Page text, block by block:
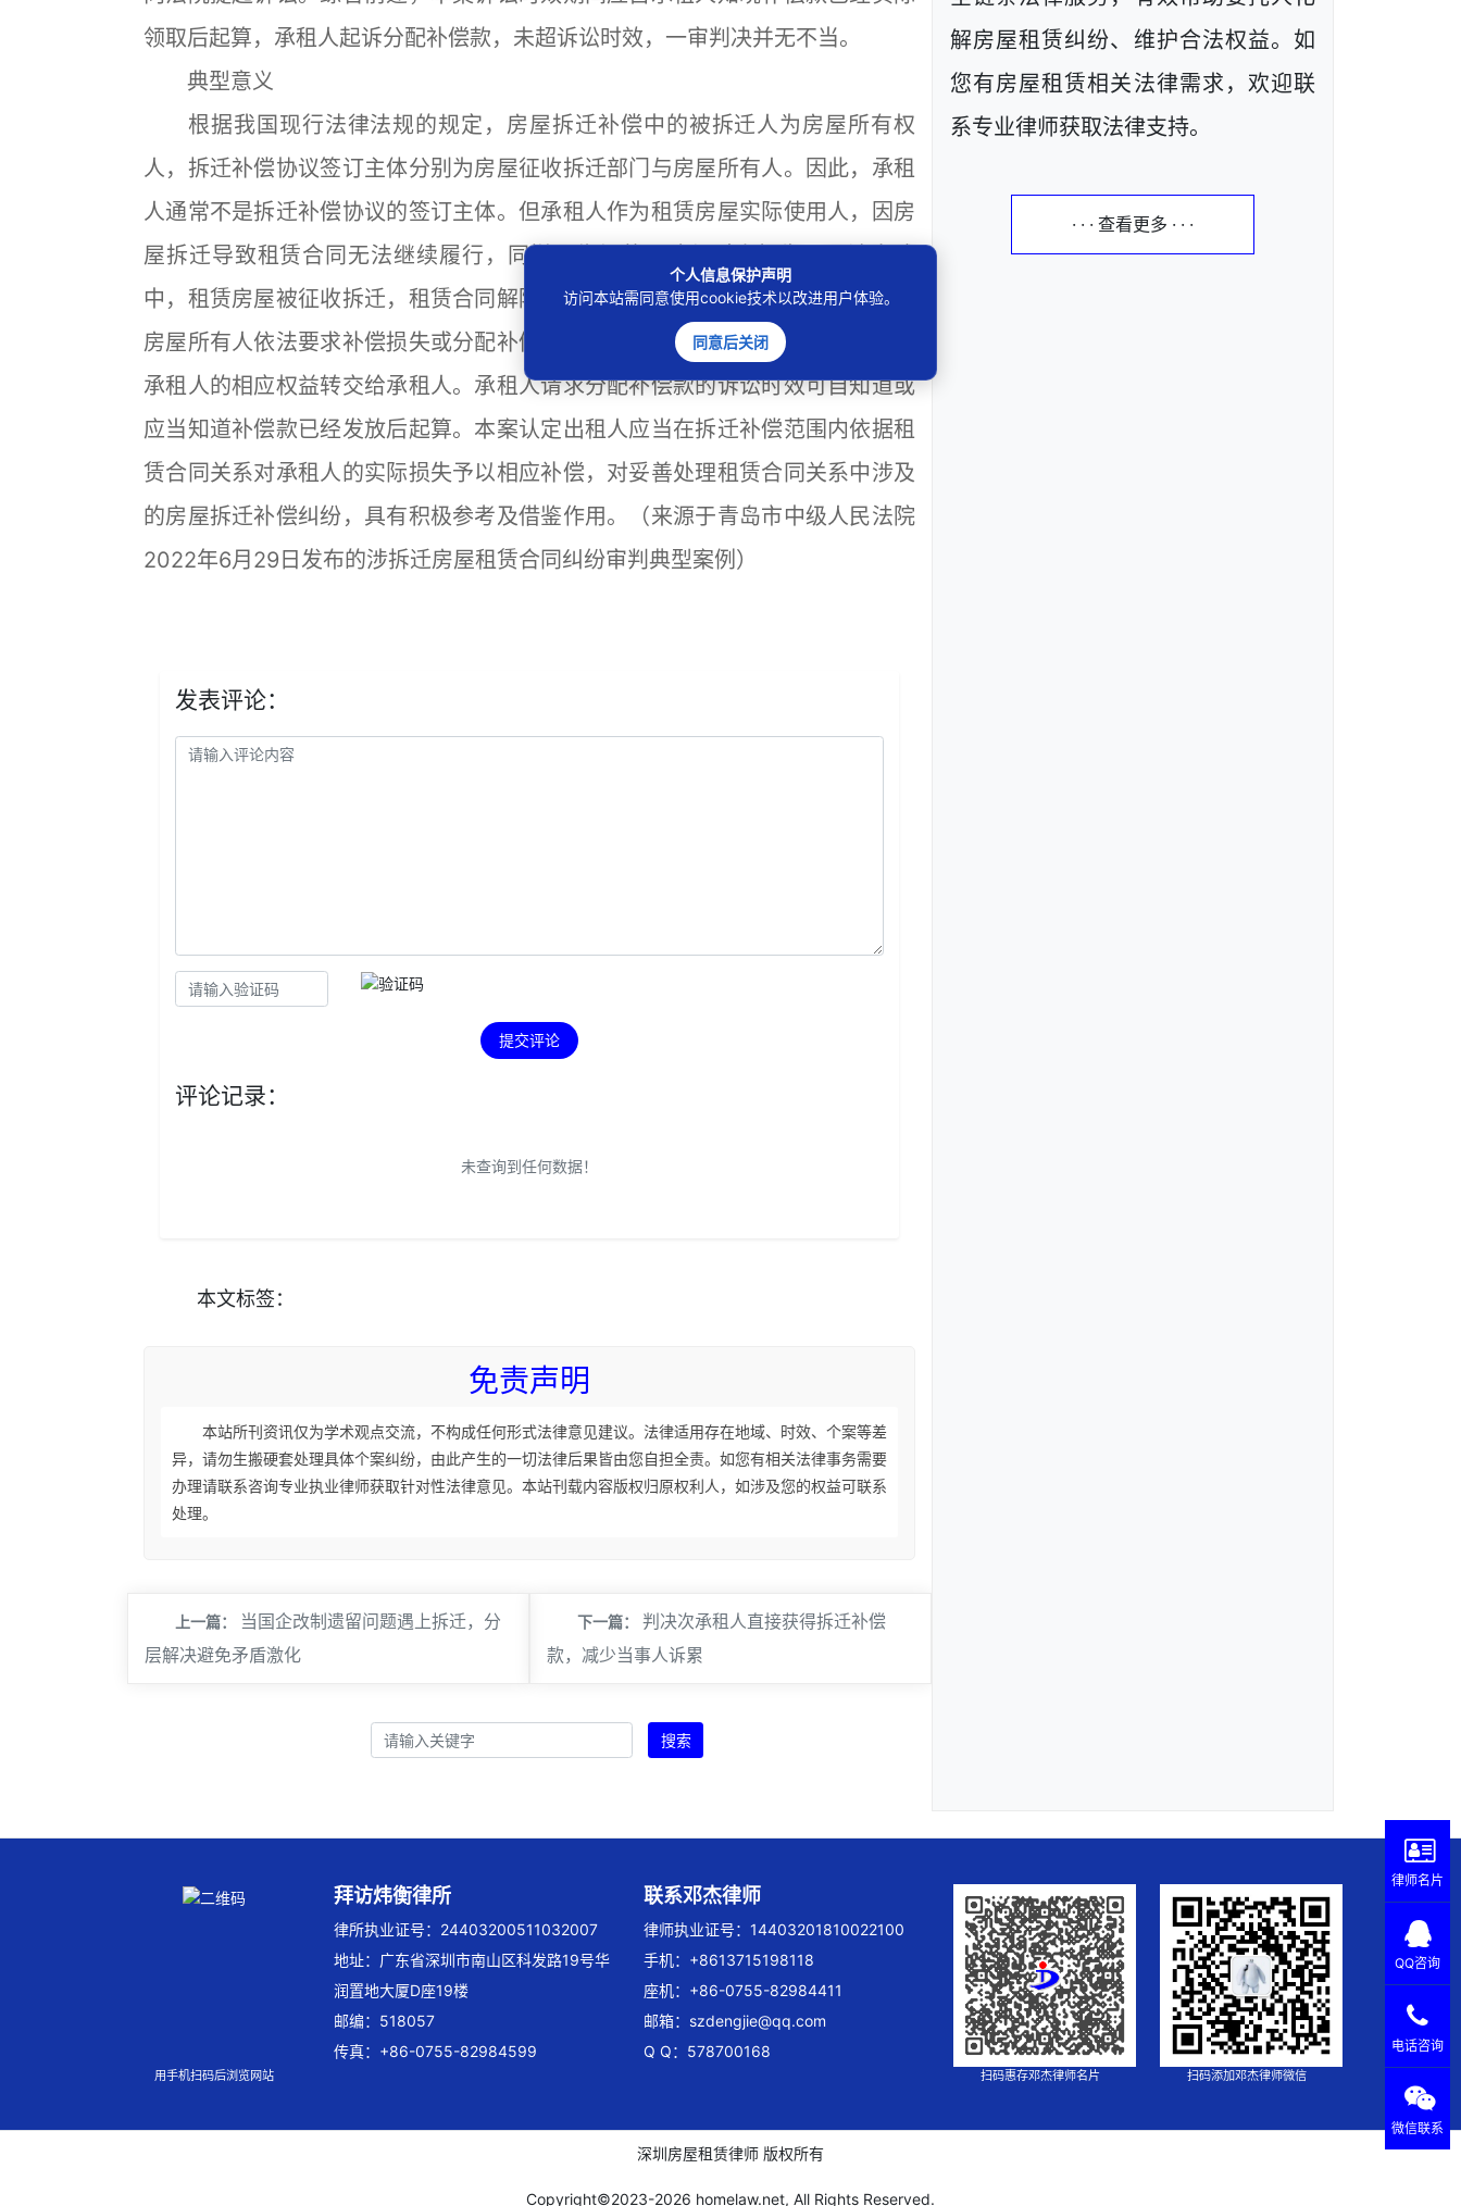
领取后起算，承租人起诉分配补偿款，未超诉讼时效，一审判决并无不当。
典型意义
根据我国现行法律法规的规定，房屋拆迁补偿中的被拆迁人为房屋所有权
人，拆迁补偿协议签订主体分别为房屋征收拆迁部门与房屋所有人。因此，承租
人通常不是拆迁补偿协议的签订主体。但承租人作为租赁房屋实际使用人，因房
屋拆迁导致租赁合同无法继续履行，同样面临经营风险与财产损失。司法实践
中，租赁房屋被征收拆迁，租赁合同解除，承租人可以依据租赁合同向出租人或
房屋所有人依法要求补偿损失或分配补偿款。出租人在领取补偿款后，应将属于
承租人的相应权益转交给承租人。承租人请求分配补偿款的诉讼时效可自知道或
应当知道补偿款已经发放后起算。本案认定出租人应当在拆迁补偿范围内依据租
赁合同关系对承租人的实际损失予以相应补偿，对妥善处理租赁合同关系中涉及
的房屋拆迁补偿纠纷，具有积极参考及借鉴作用。（来源于青岛市中级人民法院
2022年6月29日发布的涉拆迁房屋租赁合同纠纷审判典型案例）
发表评论：
提交评论
评论记录：
未查询到任何数据！
本文标签：
免责声明
本站所刊资讯仅为学术观点交流，不构成任何形式法律意见建议。法律适用存在地域、时效、个案等差
异，请勿生搬硬套处理具体个案纠纷，由此产生的一切法律后果皆由您自担全责。如您有相关法律事务需要
办理请联系咨询专业执业律师获取针对性法律意见。本站刊载内容版权归原权利人，如涉及您的权益可联系
处理。
上一篇：
当国企改制遗留问题遇上拆迁，分
层解决避免矛盾激化
下一篇：
判决次承租人直接获得拆迁补偿
款，减少当事人诉累
搜索
解房屋租赁纠纷、维护合法权益。如
您有房屋租赁相关法律需求，欢迎联
系专业律师获取法律支持。
· · · 查看更多 · · ·
用手机扫码后浏览网站
拜访炜衡律所
律所执业证号：24403200511032007
地址：广东省深圳市南山区科发路19号华
润置地大厦D座19楼
邮编：518057
传真：+86-0755-82984599
联系邓杰律师
律师执业证号：14403201810022100
手机：+8613715198118
座机：+86-0755-82984411
邮箱： szdengjie@qq.com
Q Q：578700168
扫码惠存邓杰律师名片 扫码添加邓杰律师微信
深圳房屋租赁律师 版权所有
Copyright©2023-2026 homelaw.net, All Rights Reserved.
律师名片
QQ咨询
电话咨询
微信联系
个人信息保护声明
访问本站需同意使用cookie技术以改进用户体验。
同意后关闭